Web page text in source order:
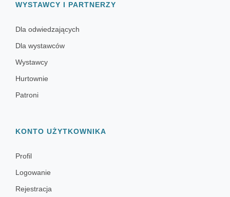
WYSTAWCY I PARTNERZY
Dla odwiedzających
Dla wystawców
Wystawcy
Hurtownie
Patroni
KONTO UŻYTKOWNIKA
Profil
Logowanie
Rejestracja